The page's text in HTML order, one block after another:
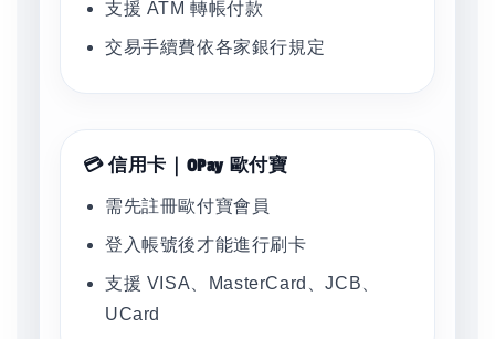
支援 ATM 轉帳付款
交易手續費依各家銀行規定
💳 信用卡｜OPay 歐付寶
需先註冊歐付寶會員
登入帳號後才能進行刷卡
支援 VISA、MasterCard、JCB、
UCard